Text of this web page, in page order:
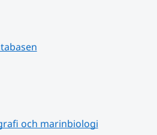
webbplats.
och marinbiologi